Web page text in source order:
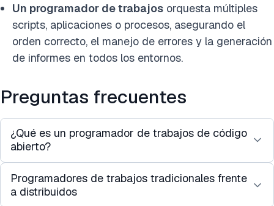
Un programador de trabajos orquesta múltiples
scripts, aplicaciones o procesos, asegurando el
orden correcto, el manejo de errores y la generación
de informes en todos los entornos.
Preguntas frecuentes
¿Qué es un programador de trabajos de código
abierto?
Un programador de trabajos de código abierto es
un software de programación de trabajos que
Programadores de trabajos tradicionales frente
a distribuidos